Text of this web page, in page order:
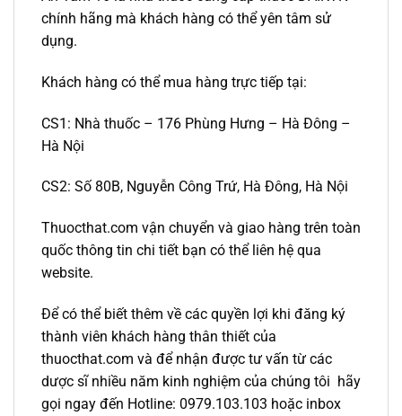
chính hãng mà khách hàng có thể yên tâm sử
dụng.
Khách hàng có thể mua hàng trực tiếp tại:
CS1: Nhà thuốc – 176 Phùng Hưng – Hà Đông –
Hà Nội
CS2: Số 80B, Nguyễn Công Trứ, Hà Đông, Hà Nội
Thuocthat.com vận chuyển và giao hàng trên toàn
quốc thông tin chi tiết bạn có thể liên hệ qua
website.
Để có thể biết thêm về các quyền lợi khi đăng ký
thành viên khách hàng thân thiết của
thuocthat.com và để nhận được tư vấn từ các
dược sĩ nhiều năm kinh nghiệm của chúng tôi hãy
gọi ngay đến Hotline: 0979.103.103 hoặc inbox